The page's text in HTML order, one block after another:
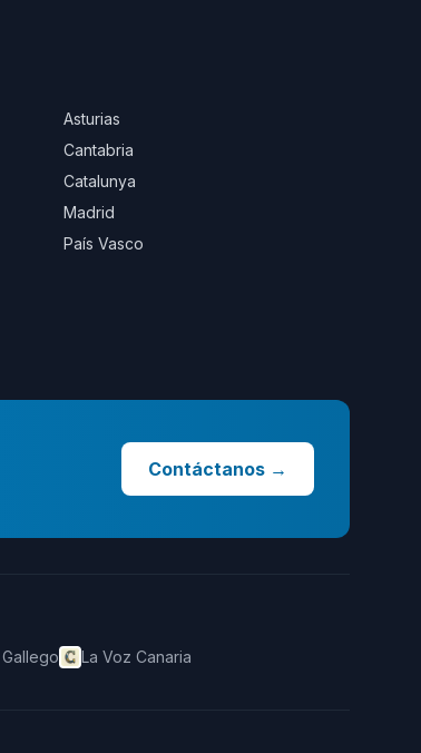
Asturias
Cantabria
Catalunya
Madrid
País Vasco
Contáctanos →
La Voz Canaria